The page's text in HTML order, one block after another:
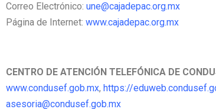
Correo Electrónico: une@cajadepac.org.mx
Página de Internet: www.cajadepac.org.mx
CENTRO DE ATENCIÓN TELEFÓNICA DE
www.condusef.gob.mx, https://
asesoria@condusef.gob.mx